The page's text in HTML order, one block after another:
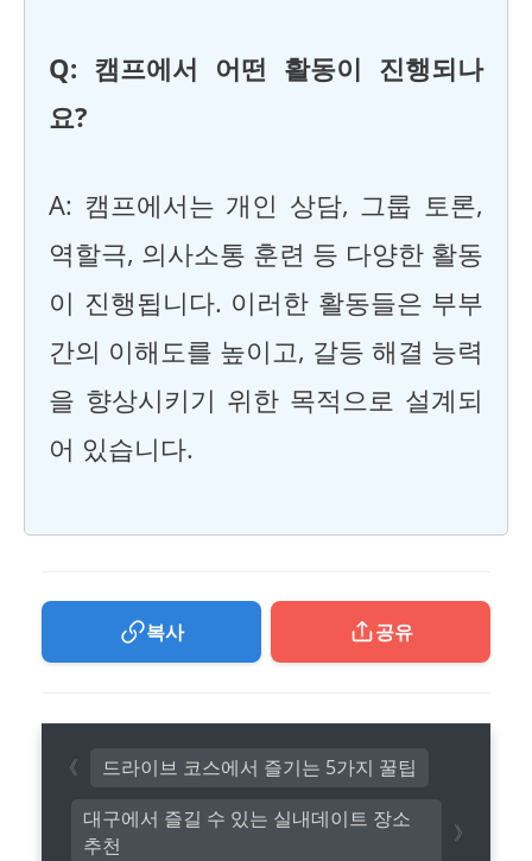
Q: 캠프에서 어떤 활동이 진행되나
요?
A: 캠프에서는 개인 상담, 그룹 토론,
역할극, 의사소통 훈련 등 다양한 활동
이 진행됩니다. 이러한 활동들은 부부
간의 이해도를 높이고, 갈등 해결 능력
을 향상시키기 위한 목적으로 설계되
어 있습니다.
복사 공유
대구에서 즐길 수 있는 실내데이트 장소
추천
드라이브 코스에서 즐기는 5가지 꿀팁